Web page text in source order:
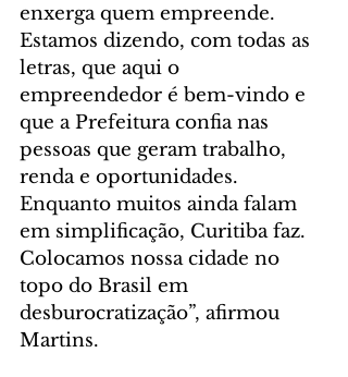
enxerga quem empreende.
Estamos dizendo, com todas as
letras, que aqui o
empreendedor é bem-vindo e
que a Prefeitura confia nas
pessoas que geram trabalho,
renda e oportunidades.
Enquanto muitos ainda falam
em simplificação, Curitiba faz.
Colocamos nossa cidade no
topo do Brasil em
desburocratização”, afirmou
Martins.